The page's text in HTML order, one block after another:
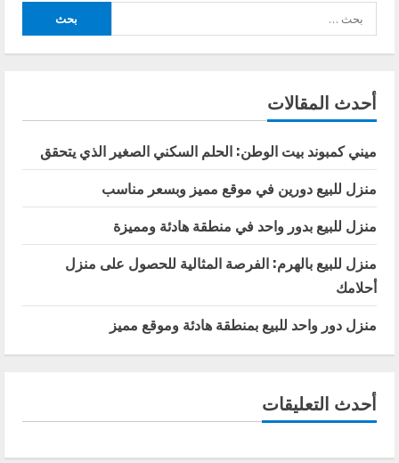
عن:
أحدث المقالات
ميني كمبوند بيت الوطن: الحلم السكني الصغير الذي يتحقق
منزل للبيع دورين في موقع مميز وبسعر مناسب
منزل للبيع بدور واحد في منطقة هادئة ومميزة
منزل للبيع بالهرم: الفرصة المثالية للحصول على منزل
أحلامك
منزل دور واحد للبيع بمنطقة هادئة وموقع مميز
أحدث التعليقات